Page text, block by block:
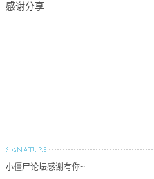
感谢分享
小僵尸论坛感谢有你~